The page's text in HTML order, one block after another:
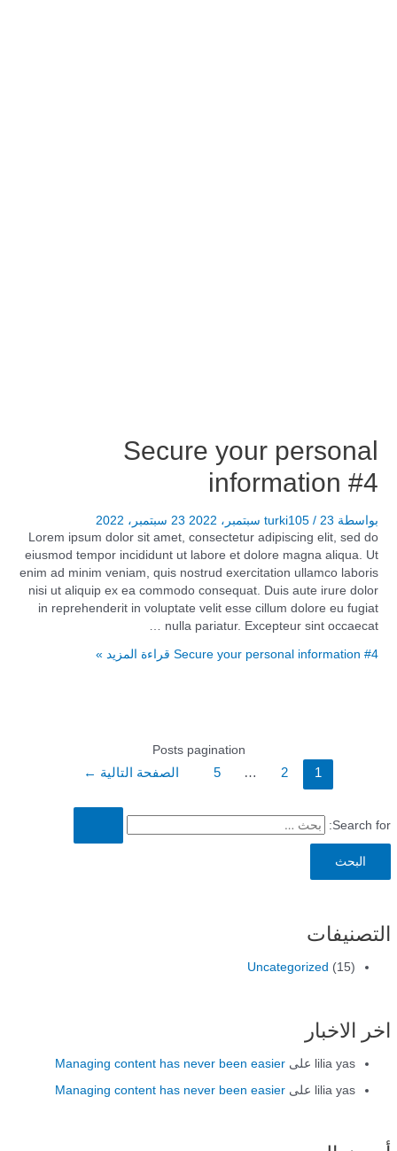
Search for:
التصنيفات
Uncategorized (15)
اخر الاخبار
lilia yas علىManaging content has never been easier
lilia yas علىManaging content has never been easier
Secure your personal
information #4
بواسطة turki105 / 23 سبتمبر، 2022
Lorem ipsum dolor sit amet, consectetur adipiscing elit, sed do
eiusmod tempor incididunt ut labore et dolore magna aliqua. Ut
enim ad minim veniam, quis nostrud exercitation ullamco laboris
nisi ut aliquip ex ea commodo consequat. Duis aute irure dolor
in reprehenderit in voluptate velit esse cillum dolore eu fugiat
nulla pariatur. Excepteur sint occaecat …
Secure your personal information #4 قراءة المزيد »
Posts pagination
1
2
…
5 الصفحة التالية ←